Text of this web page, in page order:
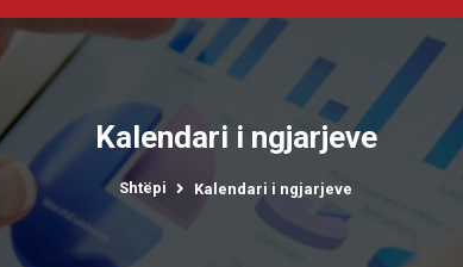
Kalendari i ngjarjeve
Shtëpi Kalendari i ngjarjeve